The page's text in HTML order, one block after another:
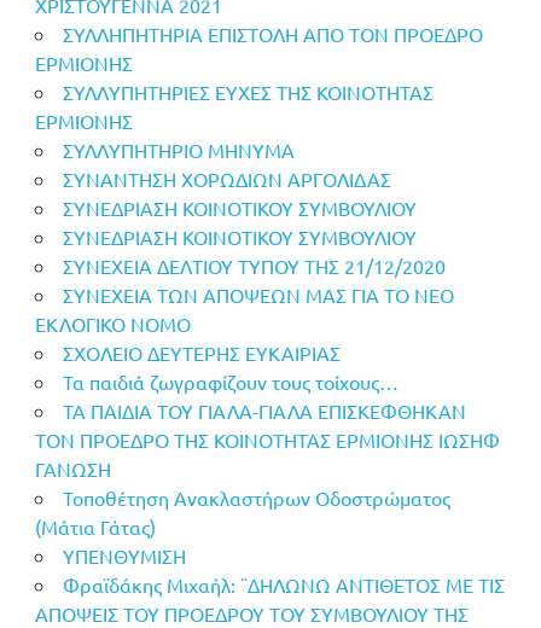
ΣΥΛΛΗΠΗΤΗΡΙΑ ΕΠΙΣΤΟΛΗ ΑΠΟ ΤΟΝ ΠΡΟΕΔΡΟ
ΕΡΜΙΟΝΗΣ
ΣΥΛΛΥΠΗΤΗΡΙΕΣ ΕΥΧΕΣ ΤΗΣ ΚΟΙΝΟΤΗΤΑΣ
ΕΡΜΙΟΝΗΣ
ΣΥΛΛΥΠΗΤΗΡΙΟ ΜΗΝΥΜΑ
ΣΥΝΑΝΤΗΣΗ ΧΟΡΩΔΙΩΝ ΑΡΓΟΛΙΔΑΣ
ΣΥΝΕΔΡΙΑΣΗ ΚΟΙΝΟΤΙΚΟΥ ΣΥΜΒΟΥΛΙΟΥ
ΣΥΝΕΔΡΙΑΣΗ ΚΟΙΝΟΤΙΚΟΥ ΣΥΜΒΟΥΛΙΟΥ
ΣΥΝΕΧΕΙΑ ΔΕΛΤΙΟΥ ΤΥΠΟΥ ΤΗΣ 21/12/2020
ΣΥΝΕΧΕΙΑ ΤΩΝ ΑΠΟΨΕΩΝ ΜΑΣ ΓΙΑ ΤΟ ΝΕΟ
ΕΚΛΟΓΙΚΟ ΝΟΜΟ
ΣΧΟΛΕΙΟ ΔΕΥΤΕΡΗΣ ΕΥΚΑΙΡΙΑΣ
Τα παιδιά ζωγραφίζουν τους τοίχους…
ΤΑ ΠΑΙΔΙΑ ΤΟΥ ΓΙΑΛΑ-ΓΙΑΛΑ ΕΠΙΣΚΕΦΘΗΚΑΝ
ΤΟΝ ΠΡΟΕΔΡΟ ΤΗΣ ΚΟΙΝΟΤΗΤΑΣ ΕΡΜΙΟΝΗΣ ΙΩΣΗΦ
ΓΑΝΩΣΗ
Τοποθέτηση Ανακλαστήρων Οδοστρώματος
(Μάτια Γάτας)
ΥΠΕΝΘΥΜΙΣΗ
Φραϊδάκης Μιχαήλ: ¨ΔΗΛΩΝΩ ΑΝΤΙΘΕΤΟΣ ΜΕ ΤΙΣ
ΑΠΟΨΕΙΣ ΤΟΥ ΠΡΟΕΔΡΟΥ ΤΟΥ ΣΥΜΒΟΥΛΙΟΥ ΤΗΣ